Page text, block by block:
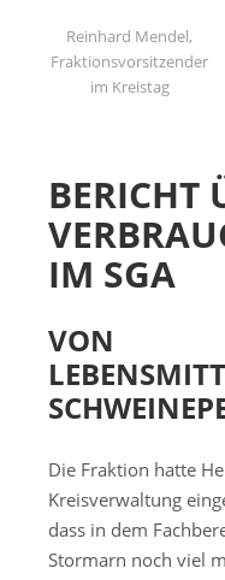
Reinhard Mendel,
Fraktionsvorsitzender
im Kreistag
BERICHT
IM SGA
VON
Die Fraktion hatte
Kreisverwaltung
dass in dem
Stormarn noch viel